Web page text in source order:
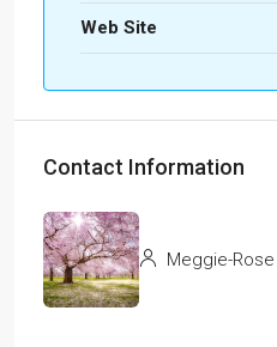
Web Site
Contact Information
Meggie-Rose